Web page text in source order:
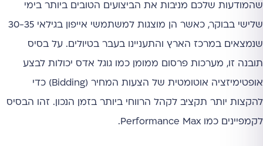
שהמודעות שלכם מניבות את הביצועים הטובים ביותר בימי
שלישי בבוקר, כאשר הן מוצגות למשתמשי אייפון בגילאי 30-35
שנמצאים במרכז הארץ והתעניינו בעבר בטיולים. על בסיס
תובנה זו, מערכות פרסום ממומן כמו גוגל אדס יכולות לבצע
אופטימיזציה אוטומטית של הצעות המחיר (Bidding) כדי
להקצות יותר תקציב לקהל הרווחי ביותר בזמן הנכון. זהו הבסיס
לקמפיינים כמו Performance Max.